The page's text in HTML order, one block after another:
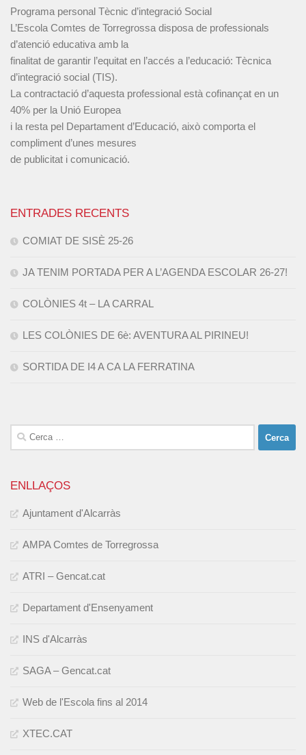
Programa personal Tècnic d’integració Social
L’Escola Comtes de Torregrossa disposa de professionals
d’atenció educativa amb la
finalitat de garantir l’equitat en l’accés a l’educació: Tècnica
d’integració social (TIS).
La contractació d’aquesta professional està cofinançat en un
40% per la Unió Europea
i la resta pel Departament d’Educació, això comporta el
compliment d’unes mesures
de publicitat i comunicació.
ENTRADES RECENTS
COMIAT DE SISÈ 25-26
JA TENIM PORTADA PER A L’AGENDA ESCOLAR 26-27!
COLÒNIES 4t – LA CARRAL
LES COLÒNIES DE 6è: AVENTURA AL PIRINEU!
SORTIDA DE I4 A CA LA FERRATINA
Cerca:
ENLLAÇOS
Ajuntament d'Alcarràs
AMPA Comtes de Torregrossa
ATRI – Gencat.cat
Departament d'Ensenyament
INS d'Alcarràs
SAGA – Gencat.cat
Web de l'Escola fins al 2014
XTEC.CAT